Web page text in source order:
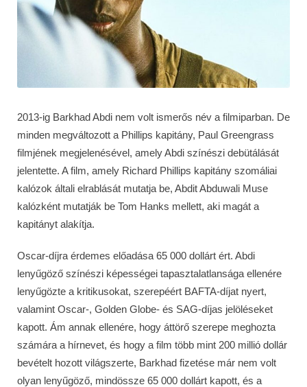
2013-ig Barkhad Abdi nem volt ismerős név a filmiparban. De
minden megváltozott a Phillips kapitány, Paul Greengrass
filmjének megjelenésével, amely Abdi színészi debütálását
jelentette. A film, amely Richard Phillips kapitány szomáliai
kalózok általi elrablását mutatja be, Abdit Abduwali Muse
kalózként mutatják be Tom Hanks mellett, aki magát a
kapitányt alakítja.
Oscar-díjra érdemes előadása 65 000 dollárt ért. Abdi
lenyűgöző színészi képességei tapasztalatlansága ellenére
lenyűgözte a kritikusokat, szerepéért BAFTA-díjat nyert,
valamint Oscar-, Golden Globe- és SAG-díjas jelöléseket
kapott. Ám annak ellenére, hogy áttörő szerepe meghozta
számára a hírnevet, és hogy a film több mint 200 millió dollár
bevételt hozott világszerte, Barkhad fizetése már nem volt
olyan lenyűgöző, mindössze 65 000 dollárt kapott, és a